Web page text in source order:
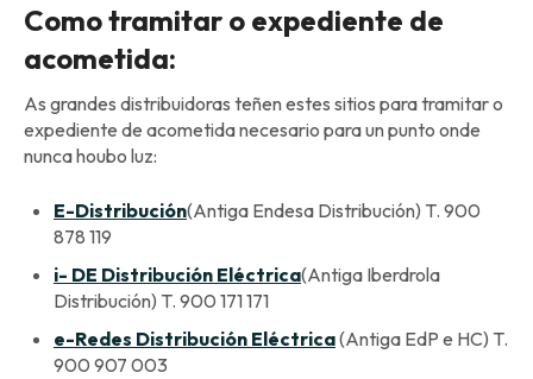
Como tramitar o expediente de
acometida:
As grandes distribuidoras teñen estes sitios para tramitar o
expediente de acometida necesario para un punto onde
nunca houbo luz:
E-Distribución(Antiga Endesa Distribución) T. 900
878 119
i- DE Distribución Eléctrica(Antiga Iberdrola
Distribución) T. 900 171 171
e-Redes Distribución Eléctrica(Antiga EdP e HC) T.
900 907 003